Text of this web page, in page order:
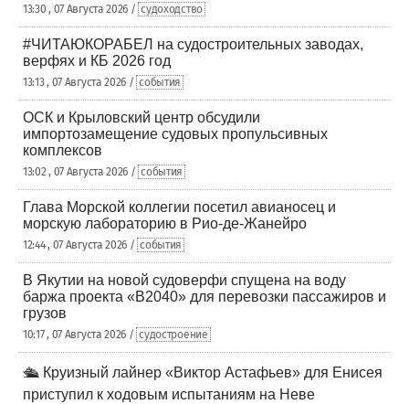
13:30 , 07 Августа 2026 / судоходство
#ЧИТАЮКОРАБЕЛ на судостроительных заводах,
верфях и КБ 2026 год
13:13 , 07 Августа 2026 / события
ОСК и Крыловский центр обсудили
импортозамещение судовых пропульсивных
комплексов
13:02 , 07 Августа 2026 / события
Глава Морской коллегии посетил авианосец и
морскую лабораторию в Рио-де-Жанейро
12:44 , 07 Августа 2026 / события
В Якутии на новой судоверфи спущена на воду
баржа проекта «В2040» для перевозки пассажиров и
грузов
10:17 , 07 Августа 2026 / судостроение
🛳️ Круизный лайнер «Виктор Астафьев» для Енисея
приступил к ходовым испытаниям на Неве